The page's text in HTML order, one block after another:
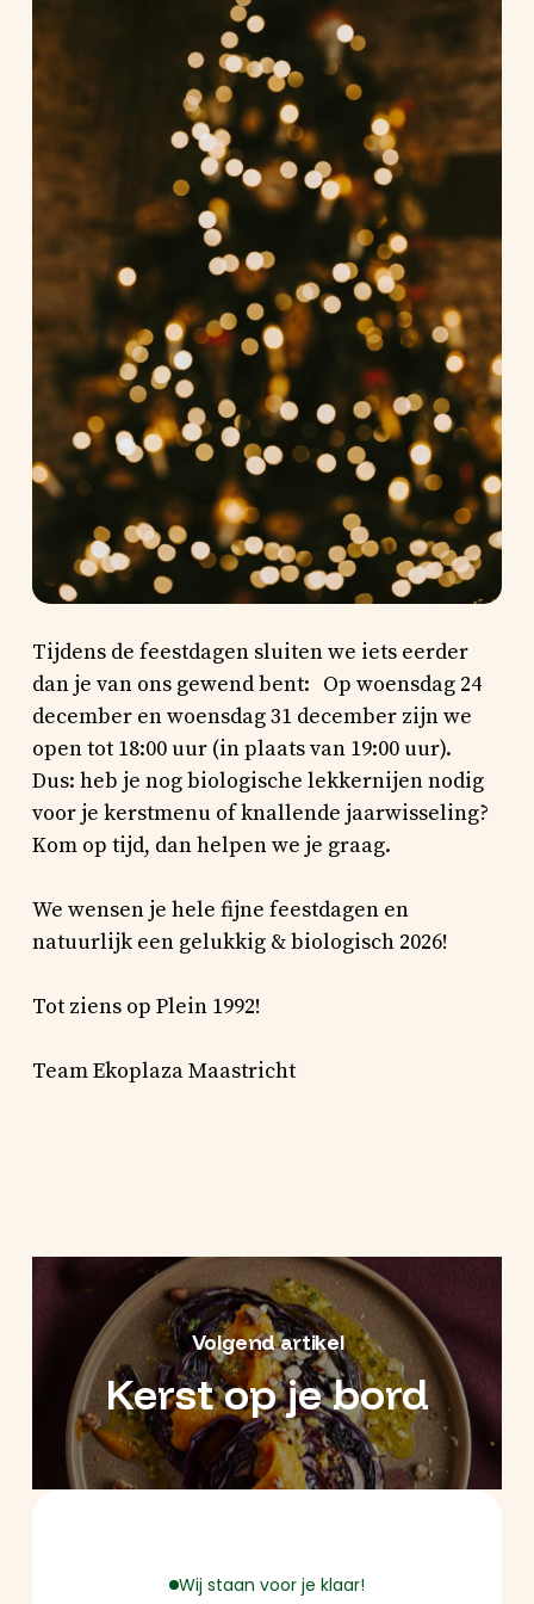
Tijdens de feestdagen sluiten we iets eerder
dan je van ons gewend bent: Op woensdag 24
december en woensdag 31 december zijn we
open tot 18:00 uur (in plaats van 19:00 uur).
Dus: heb je nog biologische lekkernijen nodig
voor je kerstmenu of knallende jaarwisseling?
Kom op tijd, dan helpen we je graag.
We wensen je hele fijne feestdagen en
natuurlijk een gelukkig & biologisch 2026!
Tot ziens op Plein 1992!
Team Ekoplaza Maastricht
Volgend artikel
Kerst op je bord
Wij staan voor je klaar!